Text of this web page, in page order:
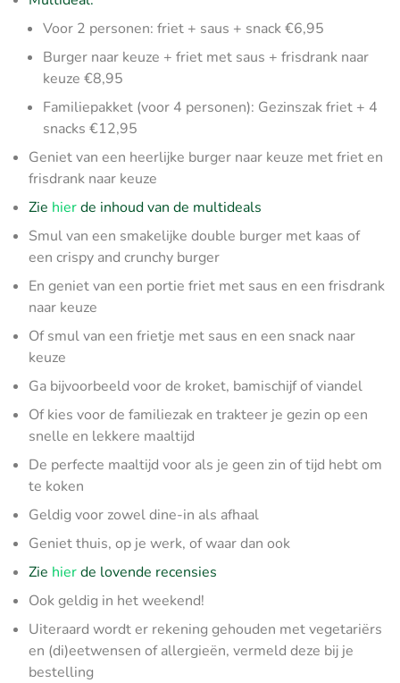
Voor 2 personen: friet + saus + snack €6,95
Burger naar keuze + friet met saus + frisdrank naar
keuze €8,95
Familiepakket (voor 4 personen): Gezinszak friet + 4
snacks €12,95
Geniet van een heerlijke burger naar keuze met friet en
frisdrank naar keuze
Zie hierde inhoud van de multideals
Smul van een smakelijke double burger met kaas of
een crispy and crunchy burger
En geniet van een portie friet met saus en een frisdrank
naar keuze
Of smul van een frietje met saus en een snack naar
keuze
Ga bijvoorbeeld voor de kroket, bamischijf of viandel
Of kies voor de familiezak en trakteer je gezin op een
snelle en lekkere maaltijd
De perfecte maaltijd voor als je geen zin of tijd hebt om
te koken
Geldig voor zowel dine-in als afhaal
Geniet thuis, op je werk, of waar dan ook
Zie hierde lovende recensies
Ook geldig in het weekend!
Uiteraard wordt er rekening gehouden met vegetariërs
en (di)eetwensen of allergieën, vermeld deze bij je
bestelling